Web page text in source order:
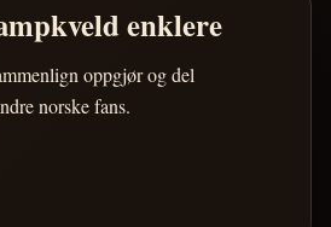
enklere
oppgjør og del
norske fans.